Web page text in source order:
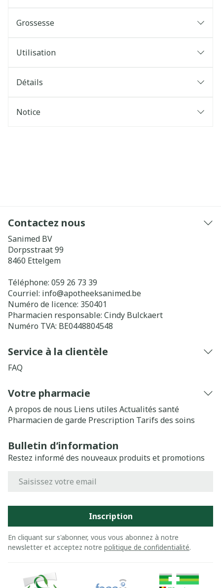
Grossesse
Utilisation
Détails
Notice
Contactez nous
Sanimed BV
Dorpsstraat 99
8460 Ettelgem
Téléphone: 059 26 73 39
Courriel: info@apotheeksanimed.be
Numéro de licence: 350401
Pharmacien responsable: Cindy Bulckaert
Numéro TVA: BE0448804548
Service à la clientèle
FAQ
Votre pharmacie
A propos de nous Liens utiles Actualités santé
Pharmacien de garde Prescription Tarifs des soins
Bulletin d’information
Restez informé des nouveaux produits et promotions
Inscription
En cliquant sur s'abonner, vous vous abonnez à notre
newsletter et acceptez notre politique de confidentialité.